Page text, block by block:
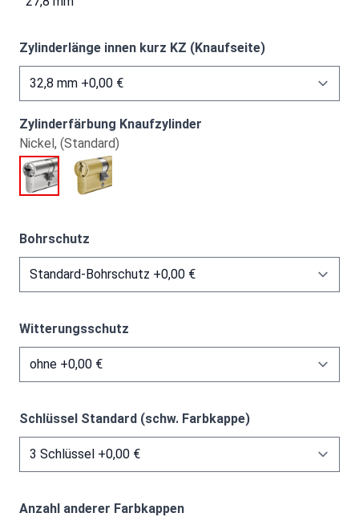
Zylinderlänge innen kurz KZ (Knaufseite)
Zylinderfärbung Knaufzylinder
Nickel, (Standard)
Bohrschutz
Witterungsschutz
Schlüssel Standard (schw. Farbkappe)
Anzahl anderer Farbkappen